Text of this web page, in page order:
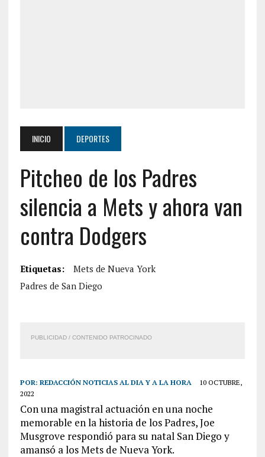
INICIO DEPORTES
Pitcheo de los Padres
silencia a Mets y ahora van
contra Dodgers
Etiquetas:
Mets de Nueva York
Padres de San Diego
PUBLICIDAD / CONTENIDO PATROCINADO
POR: REDACCIÓN NOTICIAS AL DIA Y A LA HORA
10 OCTUBRE,
2022
Con una magistral actuación en una noche
memorable en la historia de los Padres, Joe
Musgrove respondió para su natal San Diego y
amansó a los Mets de Nueva York.